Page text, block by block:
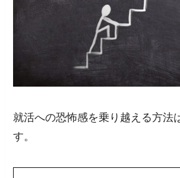
就活への恐怖感を乗り越える方法
す。